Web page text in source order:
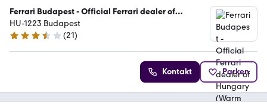
Ferrari Budapest - Official Ferrari dealer of
Hungary (Warm Up Kft.)
HU-1223 Budapest
3.7 Sterne
(21)
Kontakt Parken